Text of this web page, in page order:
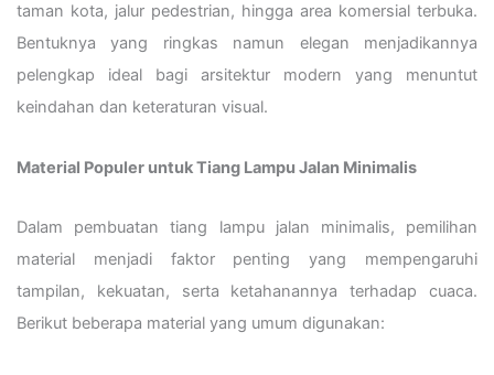
taman kota, jalur pedestrian, hingga area komersial terbuka.
Bentuknya yang ringkas namun elegan menjadikannya
pelengkap ideal bagi arsitektur modern yang menuntut
keindahan dan keteraturan visual.
Material Populer untuk Tiang Lampu Jalan Minimalis
Dalam pembuatan tiang lampu jalan minimalis, pemilihan
material menjadi faktor penting yang mempengaruhi
tampilan, kekuatan, serta ketahanannya terhadap cuaca.
Berikut beberapa material yang umum digunakan: